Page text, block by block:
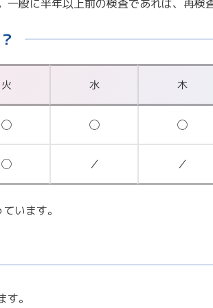
般に半年以上前の検査であれば、再検
火 水 木
◯ ◯ ◯
◯ ／ ／
います。
。